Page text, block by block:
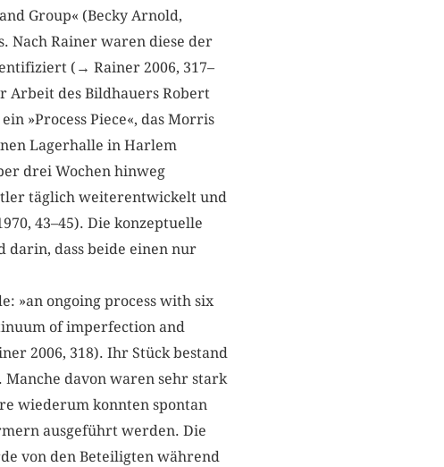
Group« (Becky Arnold,
Nach Rainer waren diese der
(→ Rainer 2006, 317–
Arbeit des Bildhauers Robert
»Process Piece«, das Morris
Lagerhalle in Harlem
drei Wochen hinweg
täglich weiterentwickelt und
43–45). Die konzeptuelle
darin, dass beide einen nur
»an ongoing process with six
of imperfection and
2006, 318). Ihr Stück bestand
davon waren sehr stark
wiederum konnten spontan
ausgeführt werden. Die
von den Beteiligten während